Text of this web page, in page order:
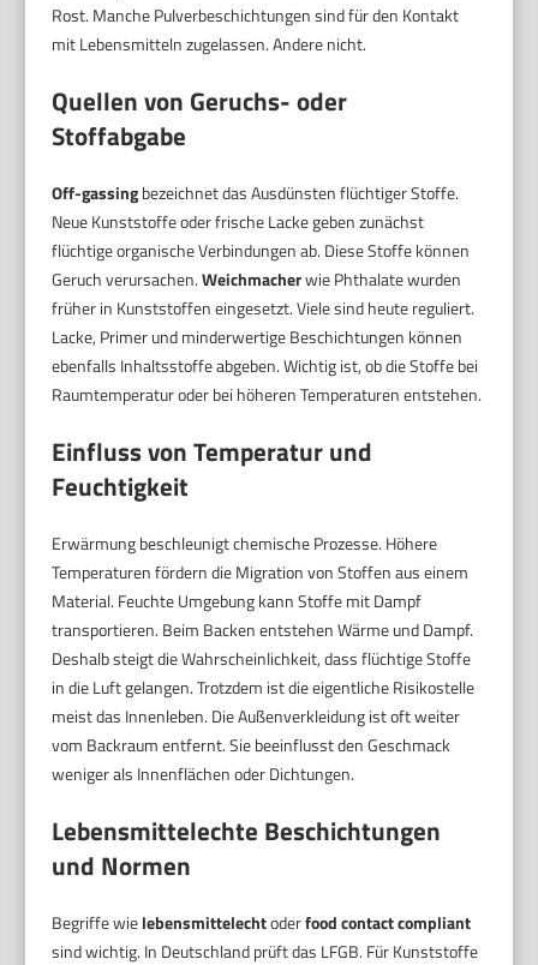
Rost. Manche Pulverbeschichtungen sind für den Kontakt
mit Lebensmitteln zugelassen. Andere nicht.
Quellen von Geruchs- oder
Stoffabgabe
Off-gassingbezeichnet das Ausdünsten flüchtiger Stoffe.
Neue Kunststoffe oder frische Lacke geben zunächst
flüchtige organische Verbindungen ab. Diese Stoffe können
Geruch verursachen.Weichmacherwie Phthalate wurden
früher in Kunststoffen eingesetzt. Viele sind heute reguliert.
Lacke, Primer und minderwertige Beschichtungen können
ebenfalls Inhaltsstoffe abgeben. Wichtig ist, ob die Stoffe bei
Raumtemperatur oder bei höheren Temperaturen entstehen.
Einfluss von Temperatur und
Feuchtigkeit
Erwärmung beschleunigt chemische Prozesse. Höhere
Temperaturen fördern die Migration von Stoffen aus einem
Material. Feuchte Umgebung kann Stoffe mit Dampf
transportieren. Beim Backen entstehen Wärme und Dampf.
Deshalb steigt die Wahrscheinlichkeit, dass flüchtige Stoffe
in die Luft gelangen. Trotzdem ist die eigentliche Risikostelle
meist das Innenleben. Die Außenverkleidung ist oft weiter
vom Backraum entfernt. Sie beeinflusst den Geschmack
weniger als Innenflächen oder Dichtungen.
Lebensmittelechte Beschichtungen
und Normen
Begriffe wielebensmittelechtoderfood contact compliant
sind wichtig. In Deutschland prüft das LFGB. Für Kunststoffe